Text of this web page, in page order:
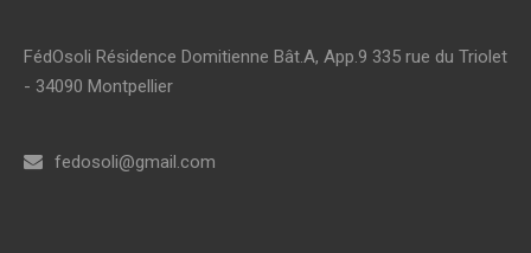
FédOsoli Résidence Domitienne Bât.A, App.9 335 rue du Triolet
- 34090 Montpellier
fedosoli@gmail.com